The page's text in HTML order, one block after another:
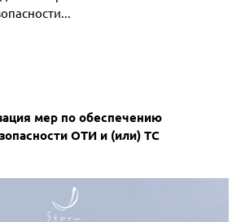
мер по обеспечению
ОТИ и (или) ТС